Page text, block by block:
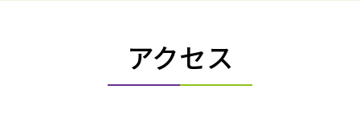
アクセス